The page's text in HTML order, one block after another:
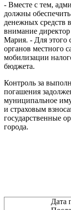
- Вместе с тем,
должны
денежных средств
внимание
Мария. - Для этого
органов местного
мобилизации
бюджета.
Контроль за
погашения
муниципальное
и страховым
государственные
города.
Дата